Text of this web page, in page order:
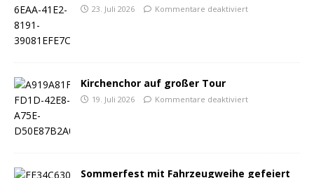
23. Juli 2026 Kommentare deaktiviert
Kirchenchor auf großer Tour
19. Juli 2026 Kommentare deaktiviert
Sommerfest mit Fahrzeugweihe gefeiert